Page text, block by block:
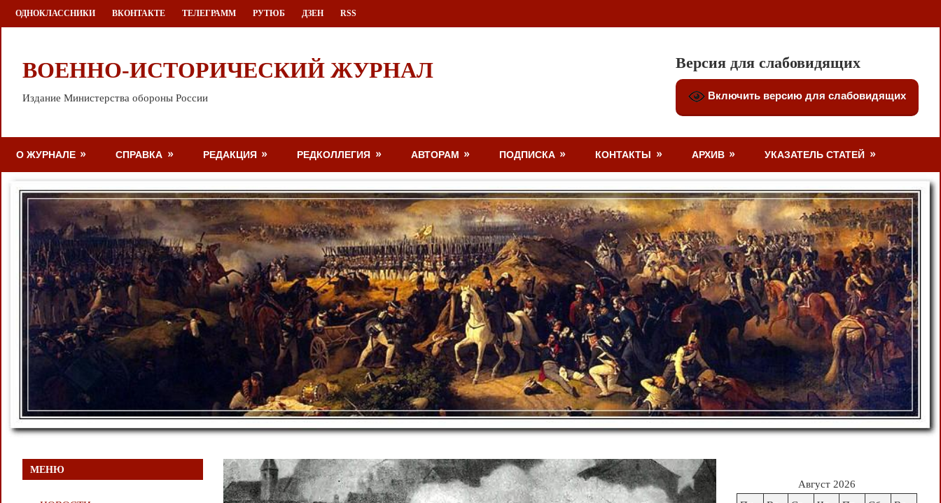
Перейти
к
ОДНОКЛАССНИКИ ВКОНТАКТЕ ТЕЛЕГРАММ РУТЮБ ДЗЕН RSS
ВОЕННО-ИСТОРИЧЕСКИЙ ЖУРНАЛ
Издание Министерства обороны России
Версия для слабовидящих
Включить версию для слабовидящих
О ЖУРНАЛЕ СПРАВКА РЕДАКЦИЯ РЕДКОЛЛЕГИЯ АВТОРАМ ПОДПИСКА КОНТАКТЫ АРХИВ УКАЗАТЕЛЬ СТАТЕЙ
МЕНЮ
Август 2026